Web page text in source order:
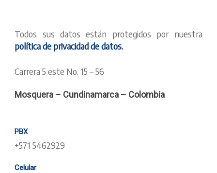
Todos sus datos están protegidos por nuestra
política de privacidad de datos.
Carrera 5 este No. 15 – 56
Mosquera – Cundinamarca – Colombia
PBX
+571 5462929
Celular